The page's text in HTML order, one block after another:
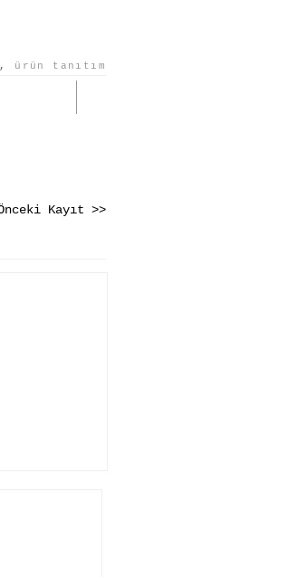
, ürün tanıtım
Kayıt >>